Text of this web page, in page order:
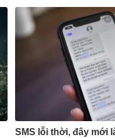
SMS lỗi thời, đây mới